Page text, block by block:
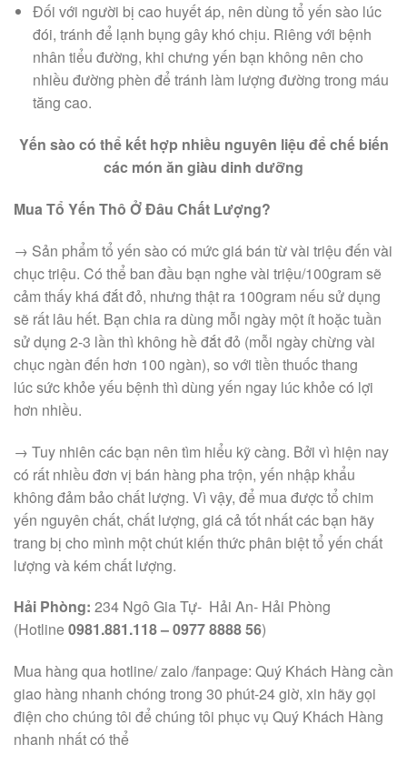
Đối với người bị cao huyết áp, nên dùng tổ yến sào lúc
đói, tránh để lạnh bụng gây khó chịu. Riêng với bệnh
nhân tiểu đường, khi chưng yến bạn không nên cho
nhiều đường phèn để tránh làm lượng đường trong máu
tăng cao.
Yến sào có thể kết hợp nhiều nguyên liệu để chế biến
các món ăn giàu dinh dưỡng
Mua Tổ Yến Thô Ở Đâu Chất Lượng?
→ Sản phẩm tổ yến sào có mức giá bán từ vài triệu đến vài
chục triệu. Có thể ban đầu bạn nghe vài triệu/100gram sẽ
cảm thấy khá đắt đỏ, nhưng thật ra 100gram nếu sử dụng
sẽ rất lâu hết. Bạn chia ra dùng mỗi ngày một ít hoặc tuần
sử dụng 2-3 lần thì không hề đắt đỏ (mỗi ngày chừng vài
chục ngàn đến hơn 100 ngàn), so với tiền thuốc thang
lúc sức khỏe yếu bệnh thì dùng yến ngay lúc khỏe có lợi
hơn nhiều.
→ Tuy nhiên các bạn nên tìm hiểu kỹ càng. Bởi vì hiện nay
có rất nhiều đơn vị bán hàng pha trộn, yến nhập khẩu
không đảm bảo chất lượng. Vì vậy, để mua được tổ chim
yến nguyên chất, chất lượng, giá cả tốt nhất các bạn hãy
trang bị cho mình một chút kiến thức phân biệt tổ yến chất
lượng và kém chất lượng.
Hải Phòng: 234 Ngô Gia Tự- Hải An- Hải Phòng
(Hotline0981.881.118 – 0977 8888 56)
Mua hàng qua hotline/ zalo /fanpage: Quý Khách Hàng cần
giao hàng nhanh chóng trong 30 phút-24 giờ, xin hãy gọi
điện cho chúng tôi để chúng tôi phục vụ Quý Khách Hàng
nhanh nhất có thể